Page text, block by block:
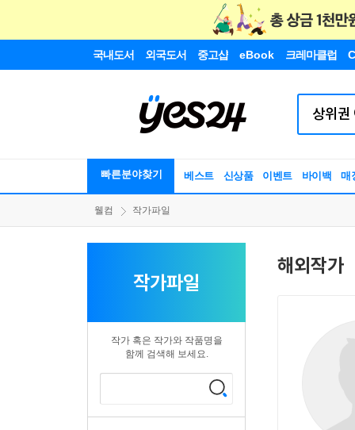
국내도서 외국도서 중고샵 eBook 크레마클럽
빠른분야찾기 베스트 신상품 이벤트 바이백 매
웰컴 작가파일
작가파일
작가 혹은 작가와 작품명을
함께 검색해 보세요.
해외작가